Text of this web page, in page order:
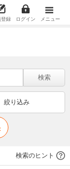
録 ログイン メニュー
検索
絞り込み
検索のヒント